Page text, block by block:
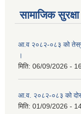
सामाजिक सुरक्षा
आ.व २०८२-०८३ को तेस्रो
।
मिति: 06/09/2026 -
आ.व. २०८२-०८३ को
मिति: 01/09/2026 -